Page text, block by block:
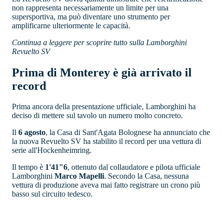
non rappresenta necessariamente un limite per una
supersportiva, ma può diventare uno strumento per
amplificarne ulteriormente le capacità.
Continua a leggere per scoprire tutto sulla Lamborghini
Revuelto SV
Prima di Monterey è già arrivato il
record
Prima ancora della presentazione ufficiale, Lamborghini ha
deciso di mettere sul tavolo un numero molto concreto.
Il 6 agosto, la Casa di Sant'Agata Bolognese ha annunciato che
la nuova Revuelto SV ha stabilito il record per una vettura di
serie all'Hockenheimring.
Il tempo è 1'41"6, ottenuto dal collaudatore e pilota ufficiale
Lamborghini Marco Mapelli. Secondo la Casa, nessuna
vettura di produzione aveva mai fatto registrare un crono più
basso sul circuito tedesco.